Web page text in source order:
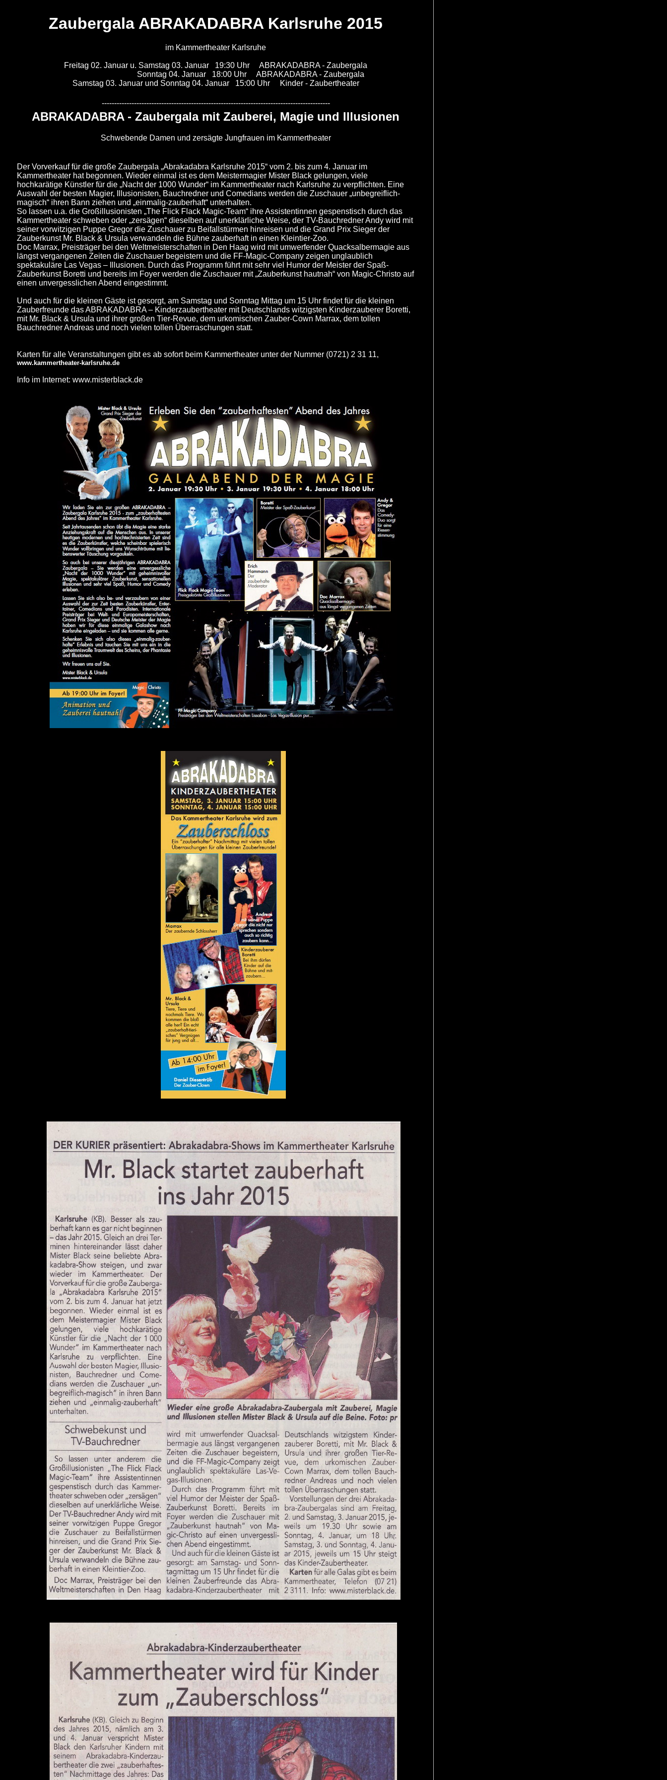
Zaubergala ABRAKADABRA Karlsruhe 2015
im Kammertheater Karlsruhe
Freitag 02. Januar u. Samstag 03. Januar 19:30 Uhr ABRAKADABRA - Zaubergala
Sonntag 04. Januar 18:00 Uhr ABRAKADABRA - Zaubergala
Samstag 03. Januar und Sonntag 04. Januar 15:00 Uhr Kinder - Zaubertheater
--------------------------------------------------------------------------------------------
ABRAKADABRA - Zaubergala mit Zauberei, Magie und Illusionen
Schwebende Damen und zersägte Jungfrauen im Kammertheater
Der Vorverkauf für die große Zaubergala „Abrakadabra Karlsruhe 2015“ vom 2. bis zum 4. Januar im
Kammertheater hat begonnen. Wieder einmal ist es dem Meistermagier Mister Black gelungen, viele
hochkarätige Künstler für die „Nacht der 1000 Wunder“ im Kammertheater nach Karlsruhe zu verpflichten. Eine
Auswahl der besten Magier, Illusionisten, Bauchredner und Comedians werden die Zuschauer „unbegreiflich-
magisch“ ihren Bann ziehen und „einmalig-zauberhaft“ unterhalten.
So lassen u.a. die Großillusionisten „The Flick Flack Magic-Team“ ihre Assistentinnen gespenstisch durch das
Kammertheater schweben oder „zersägen“ dieselben auf unerklärliche Weise, der TV-Bauchredner Andy wird mit
seiner vorwitzigen Puppe Gregor die Zuschauer zu Beifallstürmen hinreisen und die Grand Prix Sieger der
Zauberkunst Mr. Black & Ursula verwandeln die Bühne zauberhaft in einen Kleintier-Zoo.
Doc Marrax, Preisträger bei den Weltmeisterschaften in Den Haag wird mit umwerfender Quacksalbermagie aus
längst vergangenen Zeiten die Zuschauer begeistern und die FF-Magic-Company zeigen unglaublich
spektakuläre Las Vegas – Illusionen. Durch das Programm führt mit sehr viel Humor der Meister der Spaß-
Zauberkunst Boretti und bereits im Foyer werden die Zuschauer mit „Zauberkunst hautnah“ von Magic-Christo auf
einen unvergesslichen Abend eingestimmt.
Und auch für die kleinen Gäste ist gesorgt, am Samstag und Sonntag Mittag um 15 Uhr findet für die kleinen
Zauberfreunde das ABRAKADABRA – Kinderzaubertheater mit Deutschlands witzigsten Kinderzauberer Boretti,
mit Mr. Black & Ursula und ihrer großen Tier-Revue, dem urkomischen Zauber-Cown Marrax, dem tollen
Bauchredner Andreas und noch vielen tollen Überraschungen statt.
Karten für alle Veranstaltungen gibt es ab sofort beim Kammertheater unter der Nummer (0721) 2 31 11,
www.kammertheater-karlsruhe.de
Info im Internet: www.misterblack.de